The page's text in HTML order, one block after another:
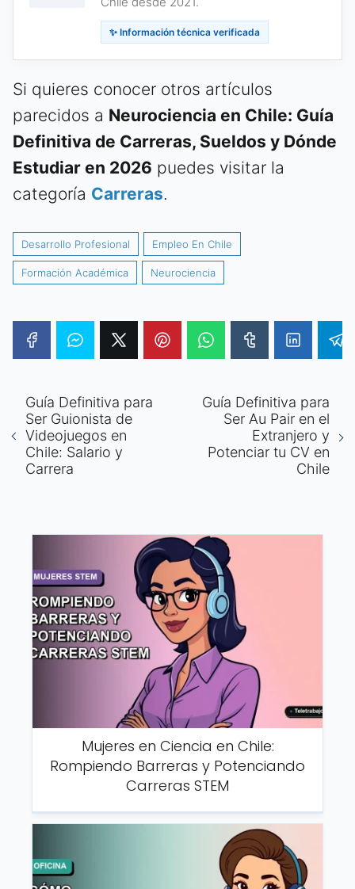
✨ Información técnica verificada
Si quieres conocer otros artículos
parecidos a Neurociencia en Chile: Guía
Definitiva de Carreras, Sueldos y Dónde
Estudiar en 2026 puedes visitar la
categoría Carreras.
Desarrollo Profesional Empleo En Chile
Formación Académica Neurociencia
Guía Definitiva para
Ser Guionista de
Videojuegos en
Chile: Salario y
Carrera
Guía Definitiva para
Ser Au Pair en el
Extranjero y
Potenciar tu CV en
Chile
Mujeres en Ciencia en Chile:
Rompiendo Barreras y Potenciando
Carreras STEM